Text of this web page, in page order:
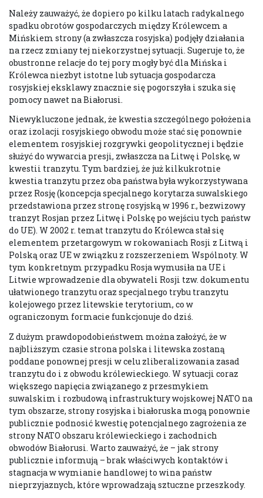
Należy zauważyć, że dopiero po kilku latach radykalnego
spadku obrotów gospodarczych między Królewcem a
Mińskiem strony (a zwłaszcza rosyjska) podjęły działania
na rzecz zmiany tej niekorzystnej sytuacji. Sugeruje to, że
obustronne relacje do tej pory mogły być dla Mińska i
Królewca niezbyt istotne lub sytuacja gospodarcza
rosyjskiej eksklawy znacznie się pogorszyła i szuka się
pomocy nawet na Białorusi.
Niewykluczone jednak, że kwestia szczególnego położenia
oraz izolacji rosyjskiego obwodu może stać się ponownie
elementem rosyjskiej rozgrywki geopolitycznej i będzie
służyć do wywarcia presji, zwłaszcza na Litwę i Polskę, w
kwestii tranzytu. Tym bardziej, że już kilkukrotnie
kwestia tranzytu przez oba państwa była wykorzystywana
przez Rosję (koncepcja specjalnego korytarza suwalskiego
przedstawiona przez stronę rosyjską w 1996 r., bezwizowy
tranzyt Rosjan przez Litwę i Polskę po wejściu tych państw
do UE). W 2002 r. temat tranzytu do Królewca stał się
elementem przetargowym w rokowaniach Rosji z Litwą i
Polską oraz UE w związku z rozszerzeniem Wspólnoty. W
tym konkretnym przypadku Rosja wymusiła na UE i
Litwie wprowadzenie dla obywateli Rosji tzw. dokumentu
ułatwionego tranzytu oraz specjalnego trybu tranzytu
kolejowego przez litewskie terytorium, co w
ograniczonym formacie funkcjonuje do dziś.
Z dużym prawdopodobieństwem można założyć, że w
najbliższym czasie strona polska i litewska zostaną
poddane ponownej presji w celu zliberalizowania zasad
tranzytu do i z obwodu królewieckiego. W sytuacji coraz
większego napięcia związanego z przesmykiem
suwalskim i rozbudową infrastruktury wojskowej NATO na
tym obszarze, strony rosyjska i białoruska mogą ponownie
publicznie podnosić kwestię potencjalnego zagrożenia ze
strony NATO obszaru królewieckiego i zachodnich
obwodów Białorusi. Warto zauważyć, że – jak strony
publicznie informują – brak właściwych kontaktów i
stagnacja w wymianie handlowej to wina państw
nieprzyjaznych, które wprowadzają sztuczne przeszkody.